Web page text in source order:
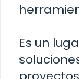
Es un